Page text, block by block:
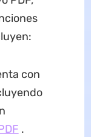
con
.